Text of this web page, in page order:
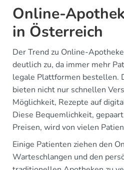
Online-
in Österreich
Der Trend zu Online-
deutlich zu, da immer mehr
legale Plattformen bestellen.
bieten nicht nur schnellen
Möglichkeit, Rezepte auf
Diese Bequemlichkeit,
Preisen, wird von vielen
Einige Patienten ziehen den
Warteschlangen und den